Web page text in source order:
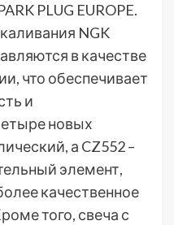
PLUG EUROPE.
NGK
в качестве
что обеспечивает
и
новых
а CZ552 –
элемент,
качественное
того, свеча с